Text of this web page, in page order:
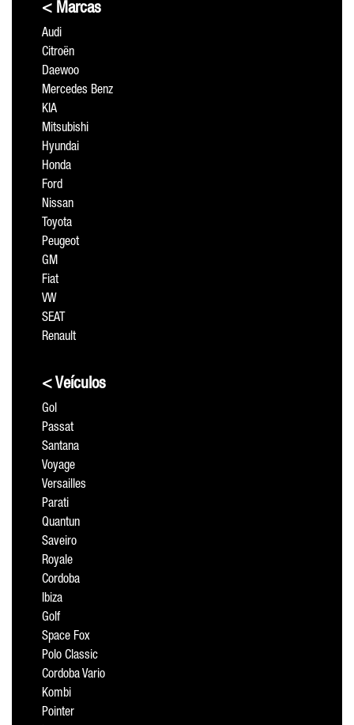
< Marcas
Audi
Citroën
Daewoo
Mercedes Benz
KIA
Mitsubishi
Hyundai
Honda
Ford
Nissan
Toyota
Peugeot
GM
Fiat
VW
SEAT
Renault
< Veículos
Gol
Passat
Santana
Voyage
Versailles
Parati
Quantun
Saveiro
Royale
Cordoba
Ibiza
Golf
Space Fox
Polo Classic
Cordoba Vario
Kombi
Pointer